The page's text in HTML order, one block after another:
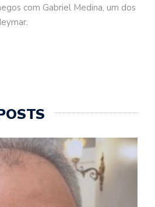
com Gabriel Medina, um dos